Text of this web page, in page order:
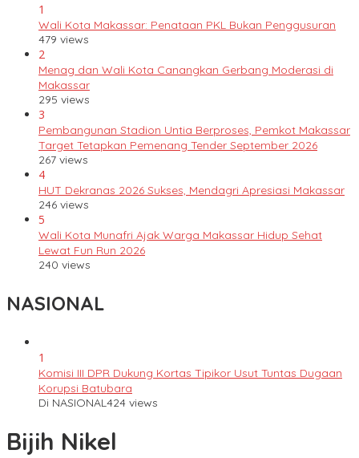
1
Wali Kota Makassar: Penataan PKL Bukan Penggusuran
479 views
2
Menag dan Wali Kota Canangkan Gerbang Moderasi di
Makassar
295 views
3
Pembangunan Stadion Untia Berproses, Pemkot Makassar
Target Tetapkan Pemenang Tender September 2026
267 views
4
HUT Dekranas 2026 Sukses, Mendagri Apresiasi Makassar
246 views
5
Wali Kota Munafri Ajak Warga Makassar Hidup Sehat
Lewat Fun Run 2026
240 views
NASIONAL
1
Komisi III DPR Dukung Kortas Tipikor Usut Tuntas Dugaan
Korupsi Batubara
Di NASIONAL424 views
Bijih Nikel